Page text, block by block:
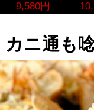
9,580円
カニ通も